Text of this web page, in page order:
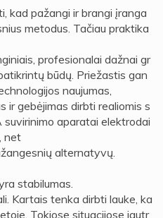
kad pažangi ir brangi įranga
metodus. Tačiau praktika
profesionalai dažnai gr
būdų. Priežastis gan
naujumas,
ir gebėjimas dirbti realiomis s
aparatai elektrodai
net
alternatyvų.
stabilumas.
Kartais tenka dirbti lauke, ka
Tokiose situacijose jautr